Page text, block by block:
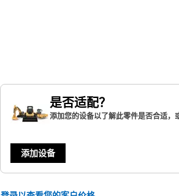
是否适配？
添加您的设备以了解此零件是否合适，
添加设备